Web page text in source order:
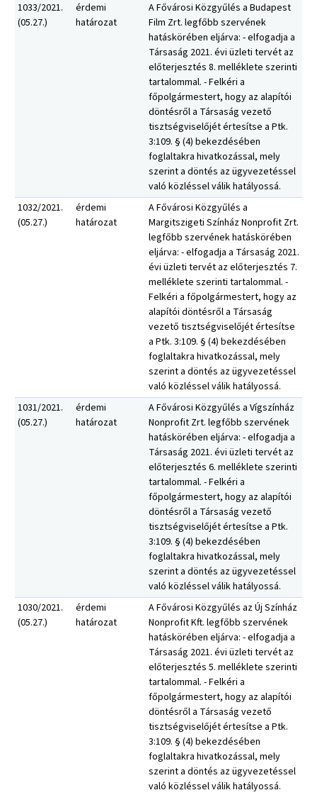
1033/2021.
(05.27.)
érdemi
határozat
A Fővárosi Közgyűlés a Budapest
Film Zrt. legfőbb szervének
hatáskörében eljárva: - elfogadja a
Társaság 2021. évi üzleti tervét az
előterjesztés 8. melléklete szerinti
tartalommal. - Felkéri a
főpolgármestert, hogy az alapítói
döntésről a Társaság vezető
tisztségviselőjét értesítse a Ptk.
3:109. § (4) bekezdésében
foglaltakra hivatkozással, mely
szerint a döntés az ügyvezetéssel
való közléssel válik hatályossá.
1032/2021.
(05.27.)
érdemi
határozat
A Fővárosi Közgyűlés a
Margitszigeti Színház Nonprofit Zrt.
legfőbb szervének hatáskörében
eljárva: - elfogadja a Társaság 2021.
évi üzleti tervét az előterjesztés 7.
melléklete szerinti tartalommal. -
Felkéri a főpolgármestert, hogy az
alapítói döntésről a Társaság
vezető tisztségviselőjét értesítse
a Ptk. 3:109. § (4) bekezdésében
foglaltakra hivatkozással, mely
szerint a döntés az ügyvezetéssel
való közléssel válik hatályossá.
1031/2021.
(05.27.)
érdemi
határozat
A Fővárosi Közgyűlés a Vígszínház
Nonprofit Zrt. legfőbb szervének
hatáskörében eljárva: - elfogadja a
Társaság 2021. évi üzleti tervét az
előterjesztés 6. melléklete szerinti
tartalommal. - Felkéri a
főpolgármestert, hogy az alapítói
döntésről a Társaság vezető
tisztségviselőjét értesítse a Ptk.
3:109. § (4) bekezdésében
foglaltakra hivatkozással, mely
szerint a döntés az ügyvezetéssel
való közléssel válik hatályossá.
1030/2021.
(05.27.)
érdemi
határozat
A Fővárosi Közgyűlés az Új Színház
Nonprofit Kft. legfőbb szervének
hatáskörében eljárva: - elfogadja a
Társaság 2021. évi üzleti tervét az
előterjesztés 5. melléklete szerinti
tartalommal. - Felkéri a
főpolgármestert, hogy az alapítói
döntésről a Társaság vezető
tisztségviselőjét értesítse a Ptk.
3:109. § (4) bekezdésében
foglaltakra hivatkozással, mely
szerint a döntés az ügyvezetéssel
való közléssel válik hatályossá.